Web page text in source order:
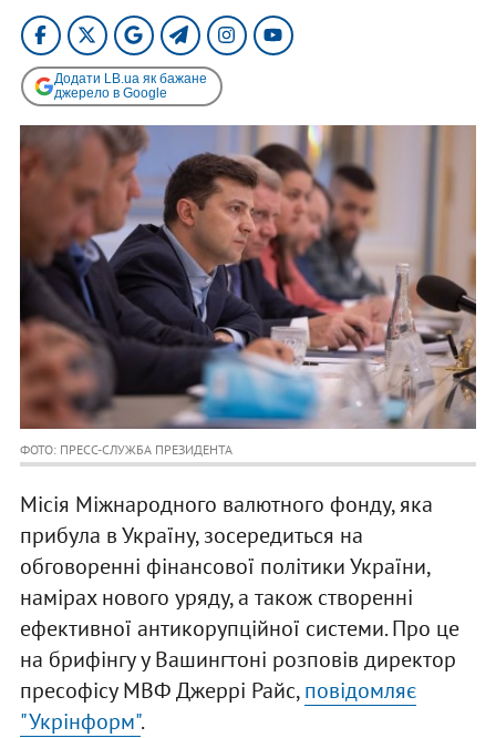
Додати LB.ua як бажане
джерело в Google
ФОТО: ПРЕСС-СЛУЖБА ПРЕЗИДЕНТА
Місія Міжнародного валютного фонду, яка
прибула в Україну, зосередиться на
обговоренні фінансової політики України,
намірах нового уряду, а також створенні
ефективної антикорупційної системи. Про це
на брифінгу у Вашингтоні розповів директор
пресофісу МВФ Джеррі Райс,повідомляє
"Укрінформ".